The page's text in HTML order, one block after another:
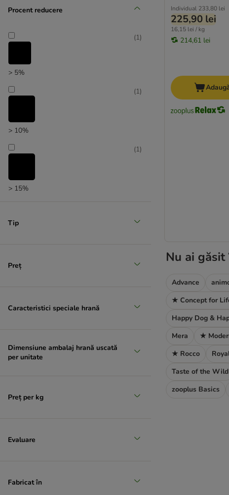
Procent reducere
> 5%
(1)
> 10%
(1)
> 15%
(1)
Tip
Preț
Caracteristici speciale hrană
Dimensiune ambalaj hrană uscată
per unitate
Preț per kg
Evaluare
Fabricat în
Individual 233,80 lei
225,90 lei
16,15 lei / kg
214,61 lei
Nu ai găsit
Advance
★ Concept for
Happy Dog &
Mera
★
★ Rocco
Taste of the Wild
zooplus Basics